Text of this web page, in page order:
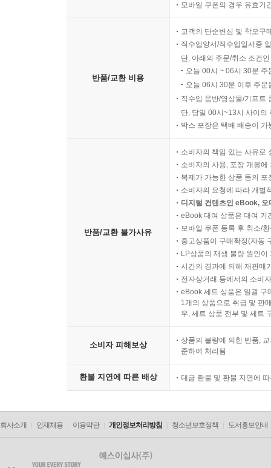
모바일 쿠폰의 경우 유효기
반품/교환 비용
고객의 단순변심 및 착오구
직수입양서/직수입일서중
단, 아래의 주문/취소 조건
오늘 00시 ~ 06시 30분
오늘 06시 30분 이후 주
직수입 음반/영상물/기프트
단, 당일 00시~13시 사이의
박스 포장은 택배 배송이
반품/교환 불가사유
소비자의 책임 있는 사유로
소비자의 사용, 포장 개봉
복제가 가능한 상품 등의
소비자의 요청에 따라 개별
디지털 컨텐츠인 eBook,
eBook 대여 상품은 대여 기
모바일 쿠폰 등록 후 취소/
중고상품이 구매확정(자동
LP상품의 재생 불량 원인
시간의 경과에 의해 재판매
전자상거래 등에서의 소비
eBook 세트 상품은 일괄 구
1개의 상품으로 취급 및 판
우, 세트 상품 전부 및 세트
소비자 피해보상
상품의 불량에 의한 반품,
준하여 처리됨
환불 지연에 따른 배상 대금 환불 및 환불 지연에
회사소개 인재채용 이용약관 개인정보처리방침 청소년보호정책 도서홍보안내